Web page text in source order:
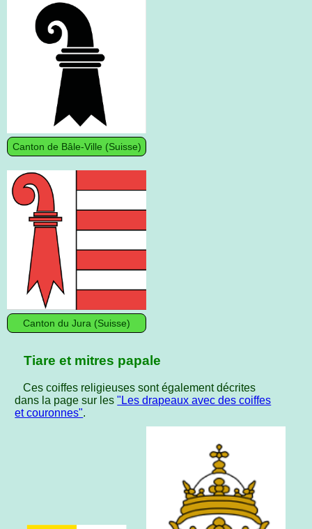
Canton de Bâle-Ville (Suisse)
Canton du Jura (Suisse)
Tiare et mitres papale
Ces coiffes religieuses sont également décrites
dans la page sur les"Les drapeaux avec des coiffes
et couronnes".